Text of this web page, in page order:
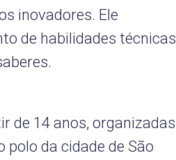
inovadores. Ele
de habilidades técnicas
de 14 anos, organizadas
polo da cidade de São